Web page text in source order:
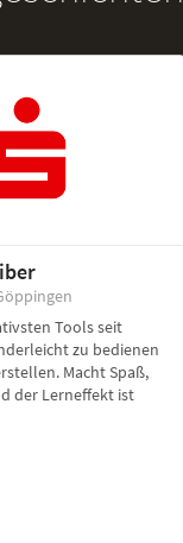
Tools seit
zu bedienen
Macht Spaß,
der Lerneffekt ist